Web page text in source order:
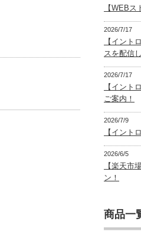
【WEB
2026/7/17
【イント
スを配信
2026/7/17
【イント
ご案内！
2026/7/9
【イント
2026/6/5
【楽天市
ン！
商品一